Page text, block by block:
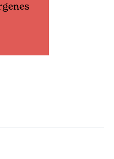
desde los márgenes